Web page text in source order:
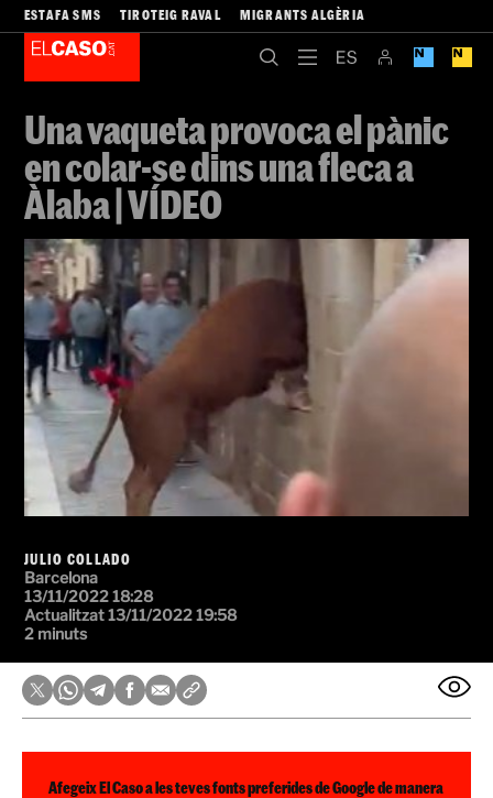
ESTAFA SMS TIROTEIG RAVAL MIGRANTS ALGÈRIA
Una vaqueta provoca el pànic
en colar-se dins una fleca a
Àlaba | VÍDEO
JULIO COLLADO
Barcelona
13/11/2022 18:28
Actualitzat 13/11/2022 19:58
2 minuts
Afegeix El Caso a les teves fonts preferides de Google de manera